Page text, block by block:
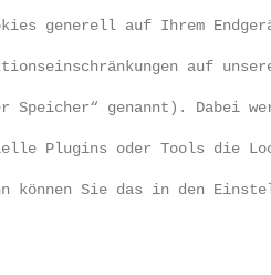
generell auf Ihrem
auf
Speicher“ genannt).
Plugins oder Tools die
Sie das in den